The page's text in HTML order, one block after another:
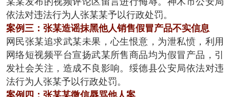
依法对违法行为人张某某予以行政处罚。
案例三：张某造谣抹黑他人销售假冒产品不实信息
网民张某追求武某未果，心生恨意，为泄私愤，利用
网络短视频平台宣扬武某所售商品均为假冒产品，引
发社会关注，造成不良影响。绥德县公安局依法对违
法行为人张某予以行政处罚。
案例四：张某某微信辱骂他人案